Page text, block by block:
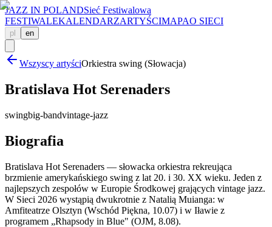
JAZZ IN POLANDSieć Festiwalowa
FESTIWALEKALENDARZARTYŚCIMAPAO SIECI
pl en
Wszyscy artyściOrkiestra swing (Słowacja)
Bratislava Hot Serenaders
swingbig-bandvintage-jazz
Biografia
Bratislava Hot Serenaders — słowacka orkiestra rekreująca
brzmienie amerykańskiego swing z lat 20. i 30. XX wieku. Jeden z
najlepszych zespołów w Europie Środkowej grających vintage jazz.
W Sieci 2026 wystąpią dwukrotnie z Natalią Muianga: w
Amfiteatrze Olsztyn (Wschód Piękna, 10.07) i w Iławie z
programem „Rhapsody in Blue" (OJM, 8.08).